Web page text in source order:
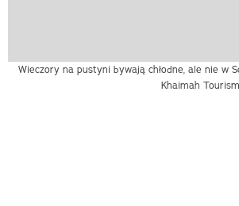
Wieczory na pustyni bywają chłodne, ale nie w
Khaimah